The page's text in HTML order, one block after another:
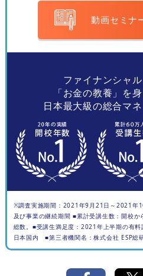
動画セミナ
ファイナンシャ
「お金の教養」を
日本最大級の総合マ
※調査実施期間：2021年9月21日～2021年
及び事業の継続期間 ■累計受講生数：開校
総数。■受講生満足度：2021年上半期の有料
日本国内 ■第三者機関名：株式会社 ESP総